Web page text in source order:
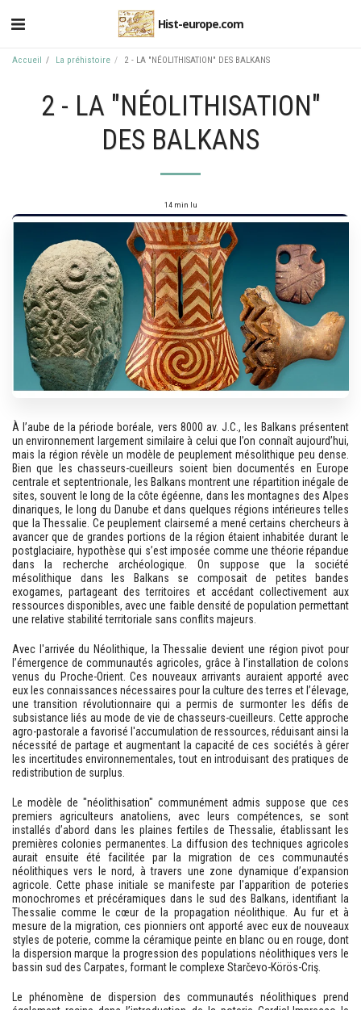
Hist-europe.com
Accueil La préhistoire 2 - LA "NÉOLITHISATION" DES BALKANS
2 - LA "NÉOLITHISATION"
DES BALKANS
14 min lu
À l’aube de la période boréale, vers 8000 av. J.C., les Balkans présentent
un environnement largement similaire à celui que l’on connaît aujourd’hui,
mais la région révèle un modèle de peuplement mésolithique peu dense.
Bien que les chasseurs-cueilleurs soient bien documentés en Europe
centrale et septentrionale, les Balkans montrent une répartition inégale de
sites, souvent le long de la côte égéenne, dans les montagnes des Alpes
dinariques, le long du Danube et dans quelques régions intérieures telles
que la Thessalie. Ce peuplement clairsemé a mené certains chercheurs à
avancer que de grandes portions de la région étaient inhabitée durant le
postglaciaire, hypothèse qui s’est imposée comme une théorie répandue
dans la recherche archéologique. On suppose que la société
mésolithique dans les Balkans se composait de petites bandes
exogames, partageant des territoires et accédant collectivement aux
ressources disponibles, avec une faible densité de population permettant
une relative stabilité territoriale sans conflits majeurs.
Avec l'arrivée du Néolithique, la Thessalie devient une région pivot pour
l’émergence de communautés agricoles, grâce à l’installation de colons
venus du Proche-Orient. Ces nouveaux arrivants auraient apporté avec
eux les connaissances nécessaires pour la culture des terres et l’élevage,
une transition révolutionnaire qui a permis de surmonter les défis de
subsistance liés au mode de vie de chasseurs-cueilleurs. Cette approche
agro-pastorale a favorisé l'accumulation de ressources, réduisant ainsi la
nécessité de partage et augmentant la capacité de ces sociétés à gérer
les incertitudes environnementales, tout en introduisant des pratiques de
redistribution de surplus.
Le modèle de "néolithisation" communément admis suppose que ces
premiers agriculteurs anatoliens, avec leurs compétences, se sont
installés d’abord dans les plaines fertiles de Thessalie, établissant les
premières colonies permanentes. La diffusion des techniques agricoles
aurait ensuite été facilitée par la migration de ces communautés
néolithiques vers le nord, à travers une zone dynamique d’expansion
agricole. Cette phase initiale se manifeste par l'apparition de poteries
monochromes et précéramiques dans le sud des Balkans, identifiant la
Thessalie comme le cœur de la propagation néolithique. Au fur et à
mesure de la migration, ces pionniers ont apporté avec eux de nouveaux
styles de poterie, comme la céramique peinte en blanc ou en rouge, dont
la dispersion marque la progression des populations néolithiques vers le
bassin sud des Carpates, formant le complexe Starčevo-Körös-Criş.
Le phénomène de dispersion des communautés néolithiques prend